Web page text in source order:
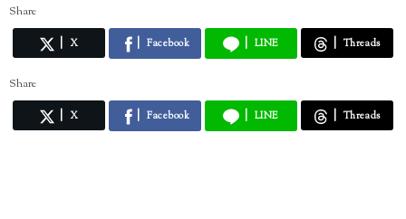
Share
X Facebook LINE Threads
Share
X Facebook LINE Threads